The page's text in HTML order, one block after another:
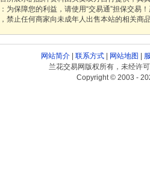
为保障您的利益，请使用“交易通”担保交
禁止任何商家向未成年人出售本站的相关商
网站简介| 联系方式| 网站地图
兰花交易网版权所有，未经许
Copyright © 2003 -